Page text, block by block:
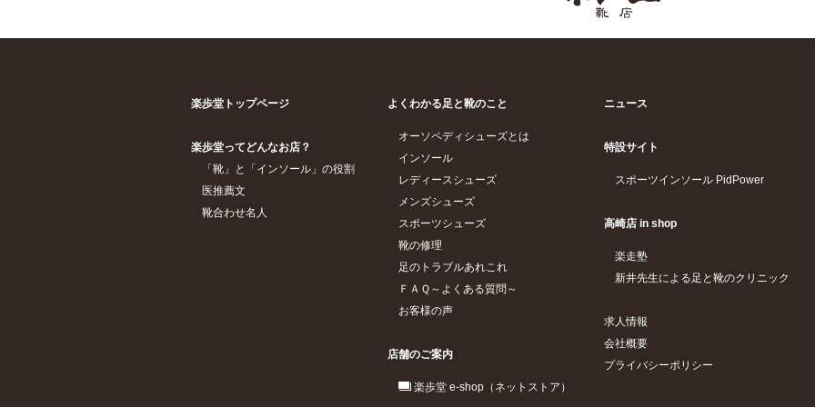
楽歩堂トップページ
楽歩堂ってどんなお店？
「靴」と「インソール」の役割
医推薦文
靴合わせ名人
よくわかる足と靴のこと
オーソペディシューズとは
インソール
レディースシューズ
メンズシューズ
スポーツシューズ
靴の修理
足のトラブルあれこれ
ＦＡＱ～よくある質問～
お客様の声
店舗のご案内
楽歩堂 e-shop（ネットストア）
ニュース
特設サイト
スポーツインソール PidPower
高崎店 in shop
楽走塾
新井先生による足と靴のクリニック
求人情報
会社概要
プライバシーポリシー